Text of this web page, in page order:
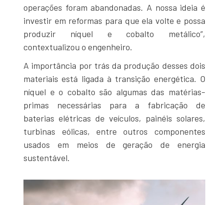
operações foram abandonadas. A nossa ideia é
investir em reformas para que ela volte e possa
produzir níquel e cobalto metálico”,
contextualizou o engenheiro.
A importância por trás da produção desses dois
materiais está ligada à transição energética. O
níquel e o cobalto são algumas das matérias-
primas necessárias para a fabricação de
baterias elétricas de veículos, painéis solares,
turbinas eólicas, entre outros componentes
usados em meios de geração de energia
sustentável.